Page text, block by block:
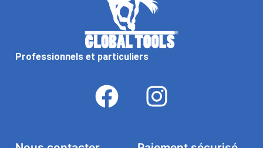
Professionnels et particuliers